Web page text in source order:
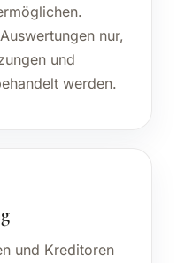
nur,
und
werden.
und Kreditoren